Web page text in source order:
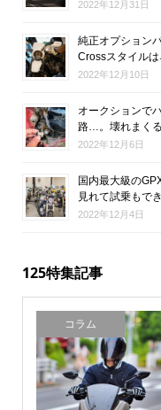
2022年12月31日
純正オプション
Crossスタイル
2022年12月10日
オークションで
路…。壊れまく
2022年12月6日
国内最大級の
見れて試乗もで
2022年12月4日
125特集記事
コラム